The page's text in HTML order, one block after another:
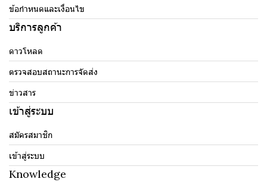
ข้อกำหนดและเงื่อนไข
บริการลูกค้า
ดาวโหลด
ตรวจสอบสถานะการจัดส่ง
ข่าวสาร
เข้าสู่ระบบ
สมัครสมาชิก
เข้าสู่ระบบ
Knowledge